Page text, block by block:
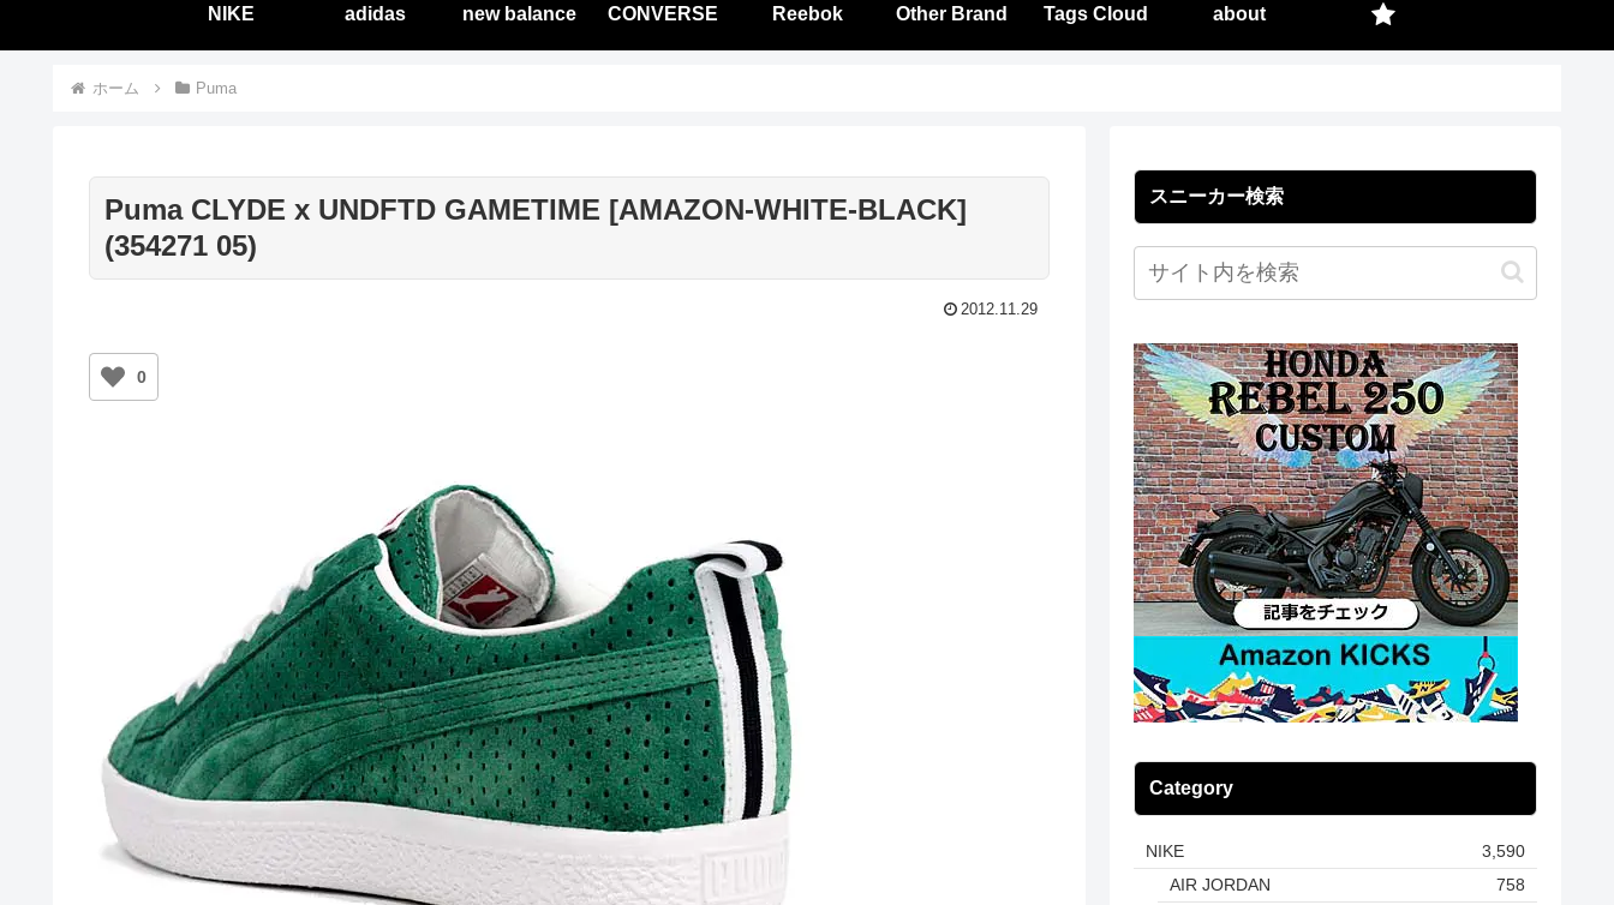
NIKE adidas new balance CONVERSE Reebok Other Brand Tags Cloud about
ホーム Puma
Puma CLYDE x UNDFTD GAMETIME [AMAZON-WHITE-BLACK]
(354271 05)
2012.11.29
0
スニーカー検索
Category
NIKE
3,590
AIR JORDAN
758